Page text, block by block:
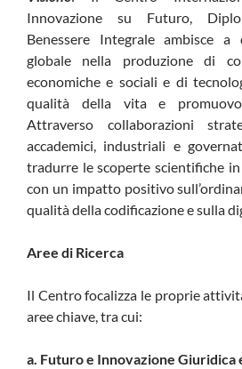
Innovazione su Futuro,
Benessere Integrale ambisce
globale nella produzione di
economiche e sociali e di
qualità della vita e
Attraverso collaborazioni
accademici, industriali e
tradurre le scoperte scientifiche
con un impatto positivo
qualità della codificazione e sulla
Aree di Ricerca
Il Centro focalizza le proprie
aree chiave, tra cui:
a. Futuro e Innovazione Giuridica